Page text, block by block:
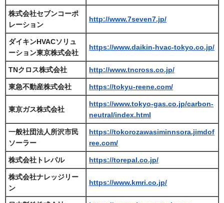
株式会社セブンコーポ
レーション
http://www.7seven7.jp/
ダイキンHVACソリュ
ーション東京株式会社
https://www.daikin-hvac-tokyo.co.jp/
TNクロス株式会社 http://www.tncross.co.jp/
東急不動産株式会社 https://tokyu-reene.com/
東京ガス株式会社
https://www.tokyo-gas.co.jp/carbon-
neutral/index.html
一般社団法人所沢市民
ソーラー
https://tokorozawasiminnsora.jimdof
ree.com/
株式会社トレパル https://torepal.co.jp/
株式会社ナレッジリー
ン
https://www.kmri.co.jp/